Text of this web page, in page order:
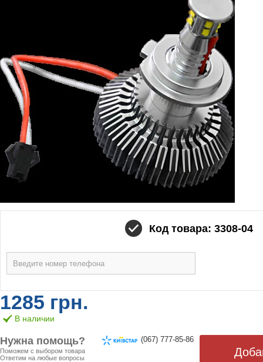
Код товара: 3308-04
1285 грн.
В наличии
Нужна помощь?
Поможем с выбором товара
Ответим на любые вопросы
(067) 777-85-86